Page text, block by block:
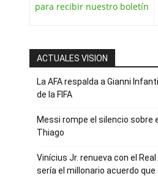
para recibir nuestro boletín
ACTUALES VISION
La AFA respalda a Gianni
de la FIFA
Messi rompe el silencio sobre
Thiago
Vinícius Jr. renueva con el
sería el millonario acuerdo que